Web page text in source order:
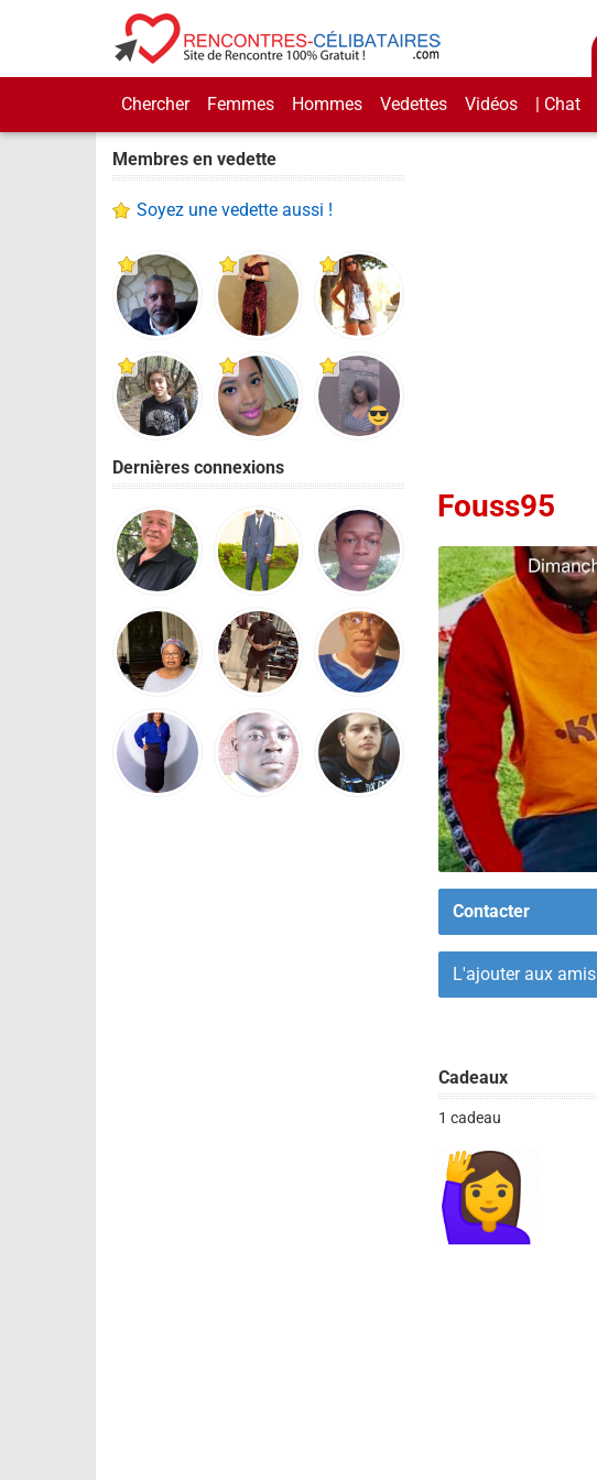
Chercher Femmes Hommes Vedettes Vidéos | Chat
Membres en vedette
Soyez une vedette aussi !
Dernières connexions
Fouss95
Contacter
L'ajouter aux amis
Cadeaux
1 cadeau